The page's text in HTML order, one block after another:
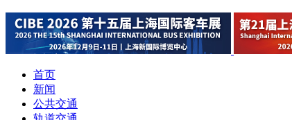
首页
新闻
公共交通